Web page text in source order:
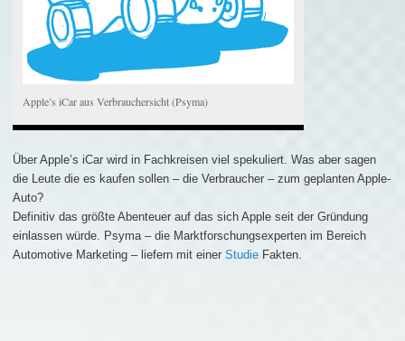
Apple’s iCar aus Verbrauchersicht (Psyma)
Über Apple’s iCar wird in Fachkreisen viel spekuliert. Was aber sagen
die Leute die es kaufen sollen – die Verbraucher – zum geplanten Apple-
Auto?
Definitiv das größte Abenteuer auf das sich Apple seit der Gründung
einlassen würde. Psyma – die Marktforschungsexperten im Bereich
Automotive Marketing – liefern mit einer Studie Fakten.